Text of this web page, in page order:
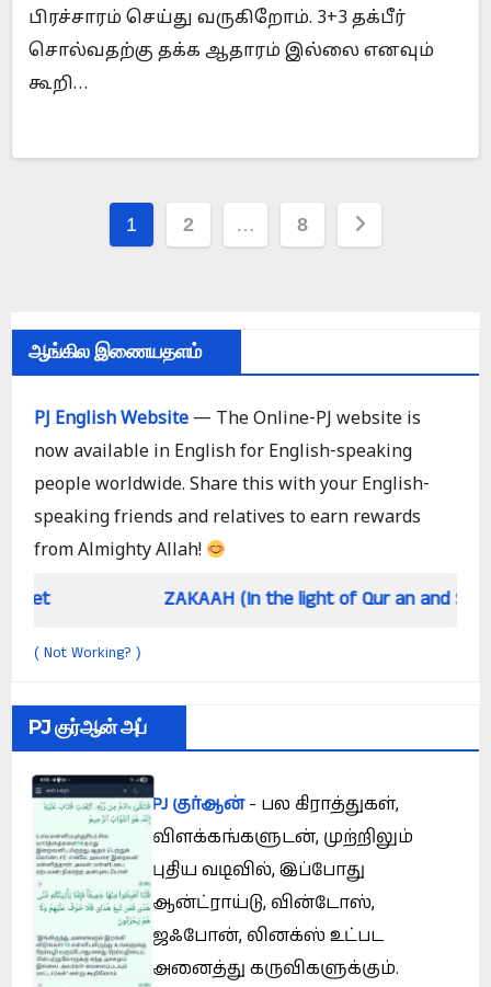
பிரச்சாரம் செய்து வருகிறோம். 3+3 தக்பீர்
சொல்வதற்கு தக்க ஆதாரம் இல்லை எனவும்
கூறி…
Posts
1 2 … 8
ஆங்கில இணையதளம்
PJ English Website — The Online-PJ website is
now available in English for English-speaking
people worldwide. Share this with your English-
speaking friends and relatives to earn rewards
from Almighty Allah!
ZAKAAH (In the light of Qur an and Sunnah)
( Not Working? )
PJ குர்ஆன் அப்
PJ குர்ஆன்- பல கிராத்துகள்,
விளக்கங்களுடன், முற்றிலும்
புதிய வடிவில், இப்போது
ஆன்ட்ராய்டு, வின்டோஸ்,
ஜஃபோன், லினக்ஸ் உட்பட
அனைத்து கருவிகளுக்கும்.